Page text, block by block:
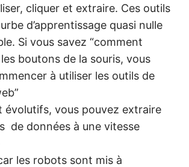
cliquer et extraire. Ces outils
d’apprentissage quasi nulle
Si vous savez “comment
boutons de la souris, vous
à utiliser les outils de
évolutifs, vous pouvez extraire
de données à une vitesse
les robots sont mis à